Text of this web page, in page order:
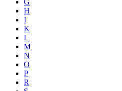
G
H
I
K
L
M
N
O
P
R